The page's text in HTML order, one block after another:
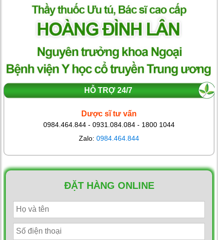
HỖ TRỢ 24/7
Dược sĩ tư vấn
0984.464.844 - 0931.084.084 - 1800 1044
Zalo: 0984.464.844
ĐẶT HÀNG ONLINE